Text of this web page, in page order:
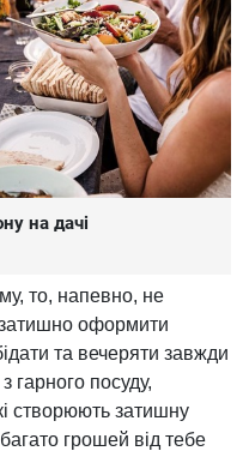
на дачі
то, напевно, не
затишно оформити
та вечеряти завжди
гарного посуду,
створюють затишну
грошей від тебе